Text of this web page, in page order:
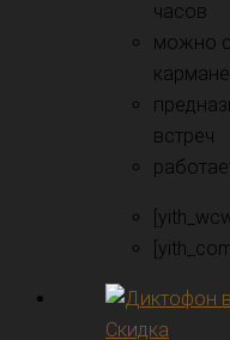
часов
можно
встреч
Скидка